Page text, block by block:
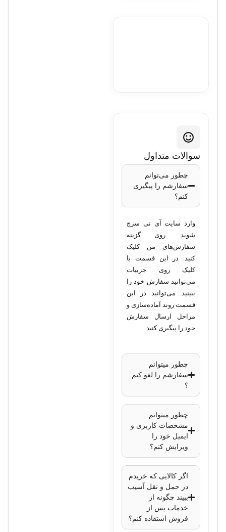
سوالات متداول
چطور می‌توانم
سفارشم را پیگیری
کنم؟
وارد سایت آی تی سرچ
شوید. روی گزینه
سفارش‌های من کلیک
کنید. در این قسمت با
کلیک روی جزییات
می‌توانید سفارش خود را
ببینید. می‌توانید در این
قسمت روند آماده‌سازی و
مراحل ارسال سفارش
خود را پیگیری کنید.
چطور میتوانم
سفارشم را لغو کنم
؟
چطور میتوانم
مشخصات کاربری و
ایمیل خود را
ویرایش کنم؟
اگر کالایی که خریدم
در حمل و نقل آسیب
ببیند چگونه از
خدمات پس از
فروش استفاده کنم؟